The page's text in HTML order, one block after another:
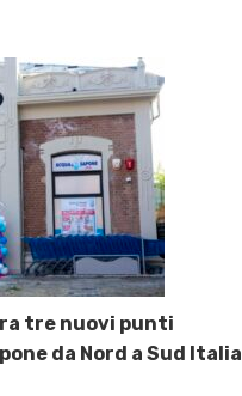
tre nuovi punti
da Nord a Sud Italia